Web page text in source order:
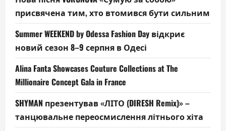
присвячена тим, хто втомився бути сильним
Summer WEEKEND by Odessa Fashion Day відкриє
новий сезон 8–9 серпня в Одесі
Alina Fanta Showcases Couture Collections at The
Millionaire Concept Gala in France
SHYMAN презентував «ЛІТО (DIRESH Remix)» –
танцювальне переосмислення літнього хіта